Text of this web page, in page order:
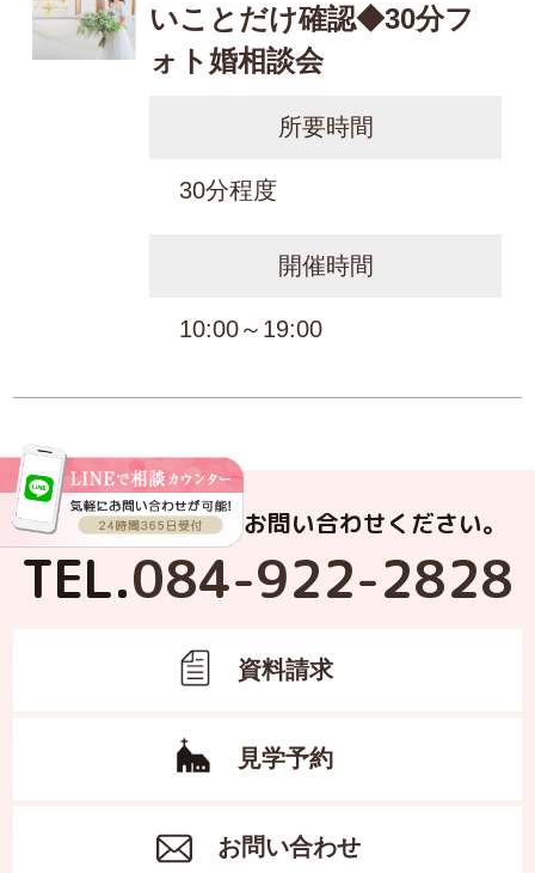
いことだけ確認◆30分フ
ォト婚相談会
所要時間
30分程度
開催時間
10:00～19:00
お電話でもお気軽にお問い合わせください。
TEL.084-922-2828
資料請求
見学予約
お問い合わせ